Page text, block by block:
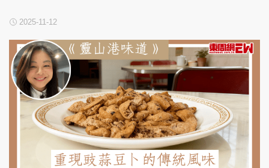
2025-11-12